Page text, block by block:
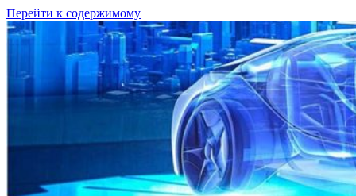
Перейти к содержимому